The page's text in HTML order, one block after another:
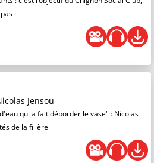
Jensou
qui a fait déborder le vase" : Nicolas
de la filière